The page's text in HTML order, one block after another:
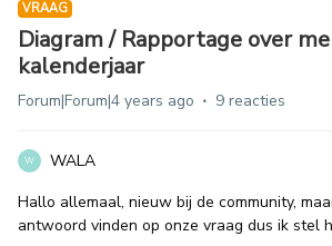
VRAAG
Diagram / Rapportage over
kalenderjaar
Forum|Forum|4 years ago 9 reacties
W
WALA
Hallo allemaal, nieuw bij de community,
antwoord vinden op onze vraag dus ik stel